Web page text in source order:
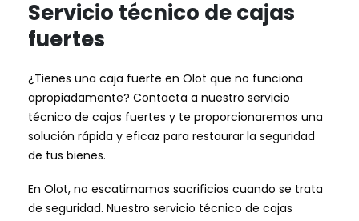
Servicio técnico de cajas
fuertes
¿Tienes una caja fuerte en Olot que no funciona
apropiadamente? Contacta a nuestro servicio
técnico de cajas fuertes y te proporcionaremos una
solución rápida y eficaz para restaurar la seguridad
de tus bienes.
En Olot, no escatimamos sacrificios cuando se trata
de seguridad. Nuestro servicio técnico de cajas